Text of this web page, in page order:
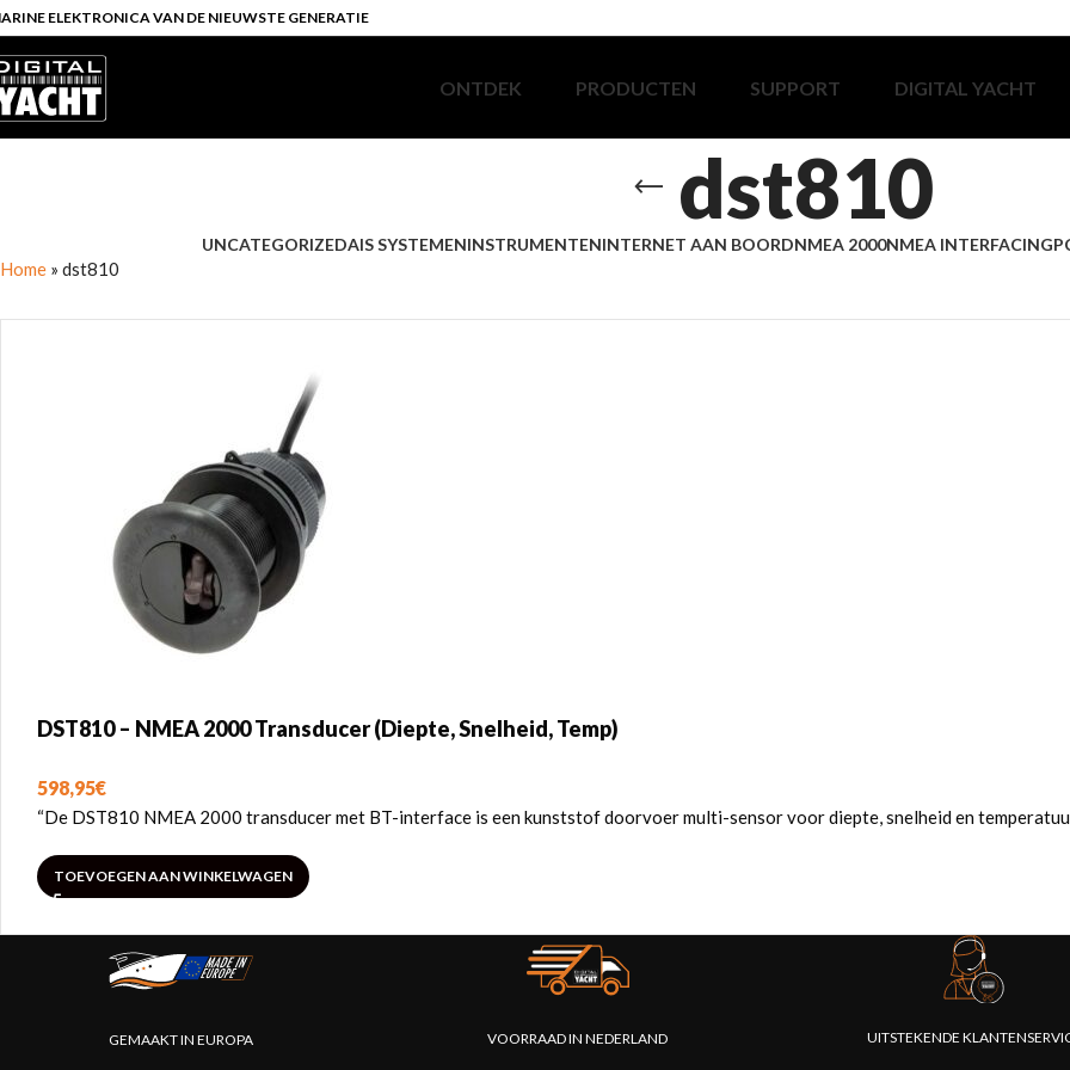
ELEKTRONICA VAN DE NIEUWSTE GENERATIE
ONTDEK PRODUCTEN SUPPORT DIGITAL YACHT
dst810
UNCATEGORIZEDAIS SYSTEMENINSTRUMENTENINTERNET AAN BOORDNMEA 2000NMEA INTERFACING
Home » dst810
DST810 – NMEA 2000 Transducer (Diepte, Snelheid, Temp)
598,95€
“De DST810 NMEA 2000 transducer met BT-interface is een kunststof doorvoer multi-sensor voor diepte, snelheid en
TOEVOEGEN AAN WINKELWAGEN
GEMAAKT IN EUROPA VOORRAAD IN NEDERLAND UITSTEKENDE